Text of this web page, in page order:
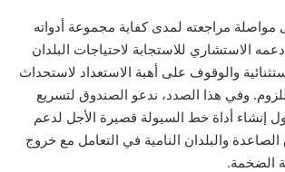
مراجعته لمدى كفاية مجموعة أدواته
الاستشاري للاستجابة لاحتياجات البلدان
والوقوف على أهبة الاستعداد لاستحداث
وفي هذا الصدد، ندعو الصندوق لتسريع
إنشاء أداة خط السيولة قصيرة الأجل لدعم
والبلدان النامية في التعامل مع خروج
الضخمة.